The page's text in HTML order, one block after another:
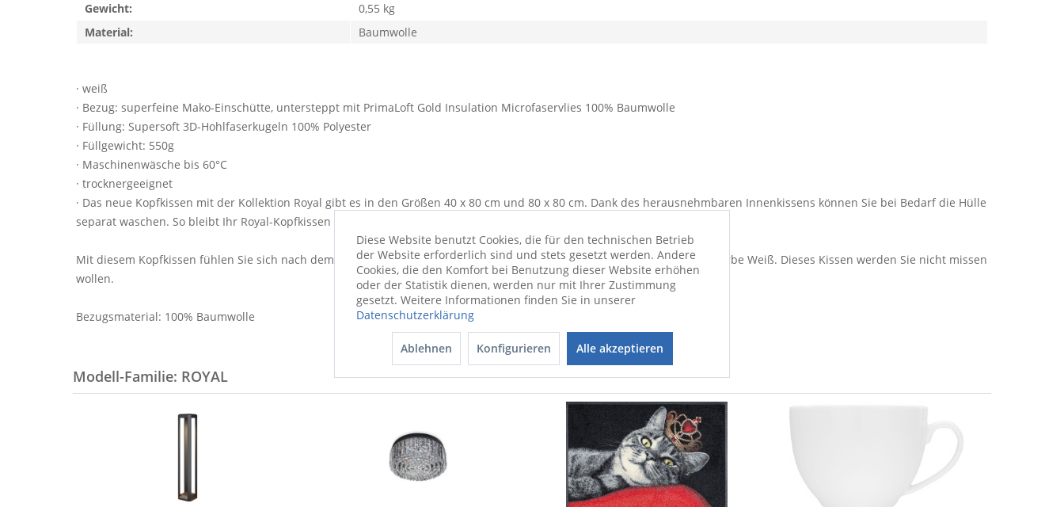
· weiß
· Bezug: superfeine Mako-Einschütte, untersteppt mit PrimaLoft Gold Insulation Microfaservlies 100% Baumwolle
· Füllung: Supersoft 3D-Hohlfaserkugeln 100% Polyester
· Füllgewicht: 550g
· Maschinenwäsche bis 60°C
· trocknergeeignet
· Das neue Kopfkissen mit der Kollektion Royal gibt es in den Größen 40 x 80 cm und 80 x 80 cm. Dank des herausnehmbaren Innenkissens können Sie bei Bedarf die Hülle
separat waschen. So bleibt Ihr Royal-Kopfkissen über viele Jahre hinweg strahlend sauber und bauschig.
Mit diesem Kopfkissen fühlen Sie sich nach dem Schlafen immer ausgeruht. Das Kissen der Marke CENTA-STAR hat die Farbe Weiß. Dieses Kissen werden Sie nicht missen
wollen.
Bezugsmaterial: 100% Baumwolle
Gewicht:
0,55 kg
Material:
Baumwolle
Modell-Familie: ROYAL
Diese Website benutzt Cookies, die für den technischen Betrieb
der Website erforderlich sind und stets gesetzt werden. Andere
Cookies, die den Komfort bei Benutzung dieser Website erhöhen
oder der Statistik dienen, werden nur mit Ihrer Zustimmung
gesetzt. Weitere Informationen finden Sie in unserer
Datenschutzerklärung
Ablehnen Konfigurieren Alle akzeptieren